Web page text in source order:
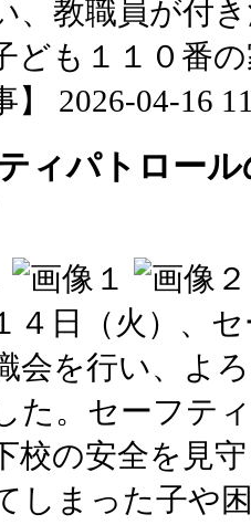
、教職員が付
ども１１０番
】 2026-04-16
ィパトロー
日（火）、
会を行い、よ
た。セーフテ
校の安全を見
しまった子や